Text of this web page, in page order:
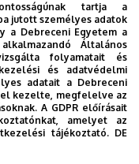
tartja a
jutott személyes adatok
a Debreceni Egyetem a
Általános
folyamatait és
és adatvédelmi
adatait a Debreceni
kezelte, megfelelve az
A GDPR előírásait
amelyet az
tájékoztató. DE